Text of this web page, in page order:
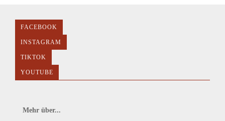
FACEBOOK
INSTAGRAM
TIKTOK
YOUTUBE
Mehr über...